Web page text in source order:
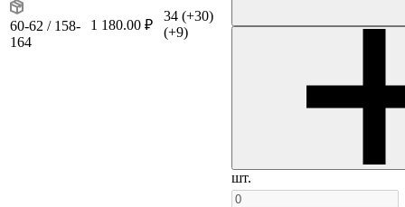
60-62 / 158-
164
1 180.00 ₽
34 (+30)
(+9)
шт.